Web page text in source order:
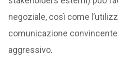
negoziale, così come
comunicazione
aggressivo.